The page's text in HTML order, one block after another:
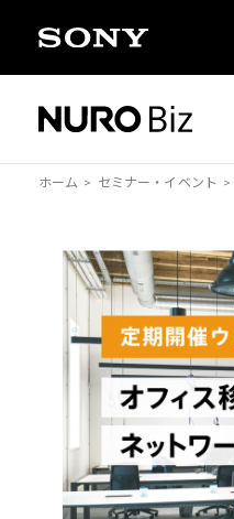
ホーム セミナー・イベント